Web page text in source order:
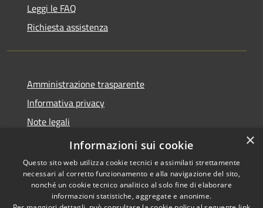
Leggi le FAQ
Richiesta assistenza
Amministrazione trasparente
Informativa privacy
Note legali
Dichiarazione di accessibilità
Copyright © 2026 • Comune di
×
Informazioni sui cookie
Questo sito web utilizza cookie tecnici e assimilati strettamente
necessari al corretto funzionamento e alla navigazione del sito,
nonché un cookie tecnico analitico al solo fine di elaborare
informazioni statistiche, aggregate e anonime.